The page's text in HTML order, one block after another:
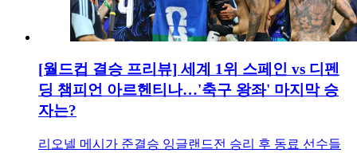
[월드컵 결승 프리뷰] 세계 1위 스페인 vs 디펜
딩 챔피언 아르헨티나…'축구 왕좌' 마지막 승
자는?
리오넬 메시가 준결승 잉글랜드전 승리 후 동료 선수들